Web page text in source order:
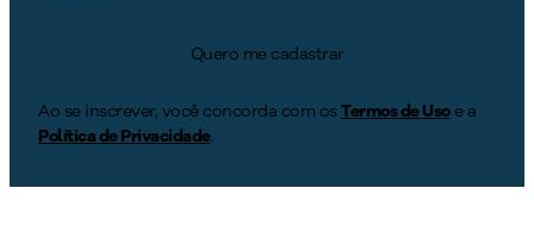
Quero me cadastrar
Ao se inscrever, você concorda com osTermos de Usoe a
Política de Privacidade.